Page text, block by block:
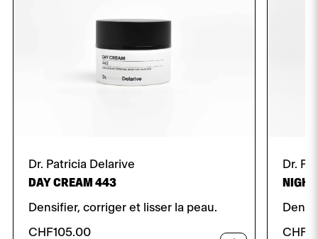
Dr. Patricia Delarive
DAY CREAM 443
Densifier, corriger et lisser la peau.
CHF105.00
Dr.
CHF